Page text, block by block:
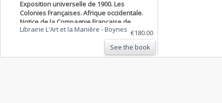
Exposition universelle de 1900. Les
Colonies Françaises. Afrique occidentale.
Notice de la Compagnie Française de
l'Afrique Occidentale.
Librairie L'Art et la Manière -Boynes €180.00
See the book